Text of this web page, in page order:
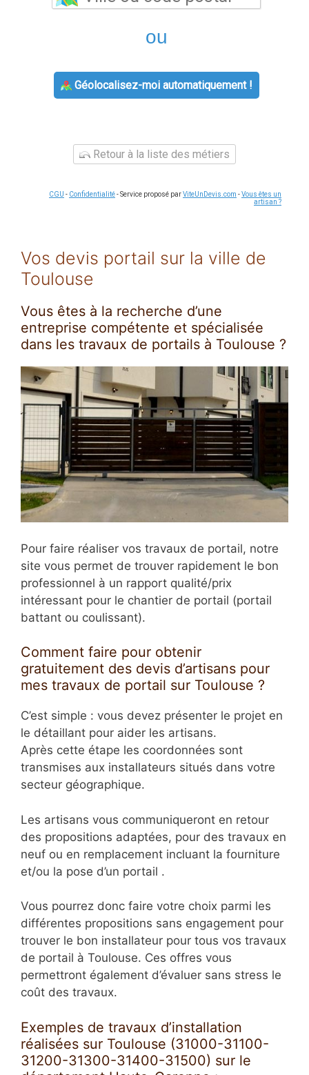
ou
Géolocalisez-moi automatiquement !
Retour à la liste des métiers
CGU - Confidentialité- Service proposé parViteUnDevis.com -Vous êtes un
artisan ?
Vos devis portail sur la ville de
Toulouse
Vous êtes à la recherche d’une
entreprise compétente et spécialisée
dans les travaux de portails à Toulouse ?
Pour faire réaliser vos travaux de portail, notre
site vous permet de trouver rapidement le bon
professionnel à un rapport qualité/prix
intéressant pour le chantier de portail (portail
battant ou coulissant).
Comment faire pour obtenir
gratuitement des devis d’artisans pour
mes travaux de portail sur Toulouse ?
C’est simple : vous devez présenter le projet en
le détaillant pour aider les artisans.
Après cette étape les coordonnées sont
transmises aux installateurs situés dans votre
secteur géographique.
Les artisans vous communiqueront en retour
des propositions adaptées, pour des travaux en
neuf ou en remplacement incluant la fourniture
et/ou la pose d’un portail .
Vous pourrez donc faire votre choix parmi les
différentes propositions sans engagement pour
trouver le bon installateur pour tous vos travaux
de portail à Toulouse. Ces offres vous
permettront également d’évaluer sans stress le
coût des travaux.
Exemples de travaux d’installation
réalisées sur Toulouse (31000-31100-
31200-31300-31400-31500) sur le